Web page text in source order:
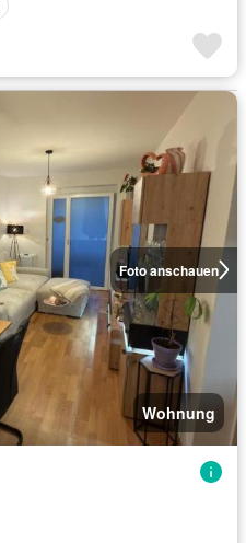
Foto anschauen
Wohnung